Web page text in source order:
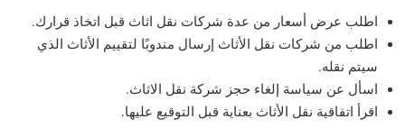
اطلب عرض أسعار من عدة شركات نقل اثاث قبل اتخاذ قرارك.
اطلب من شركات نقل الأثاث إرسال مندوبًا لتقييم الأثاث الذي
سيتم نقله.
اسأل عن سياسة إلغاء حجز شركة نقل الاثاث.
اقرأ اتفاقية نقل الأثاث بعناية قبل التوقيع عليها.